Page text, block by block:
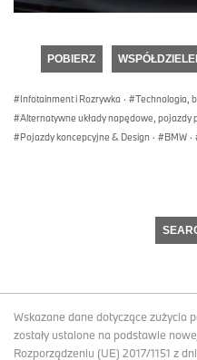
seconds
POBIERZ
Infotainment i Rozrywka · Technologia,
Alternatywne układy napędowe, pojazdy
Pojazdy koncepcyjne & Design · BMW ·
Wskazane dane dotyczące zużycia
zostały ustalone na podstawie
Rozporządzeniu (UE) 2017/1151 z